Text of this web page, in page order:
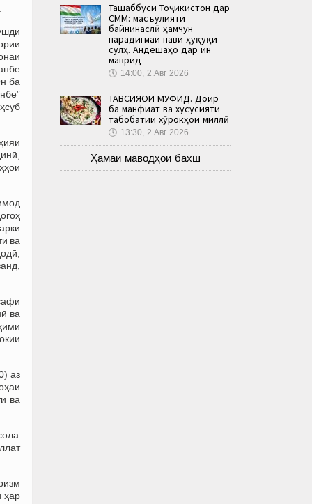
ба
ва
ва
аз
ва
ҳар
Ташаббуси Тоҷикистон дар
СММ: масъулияти
байнинаслӣ ҳамчун
парадигмаи нави ҳуқуқи
сулҳ. Андешаҳо дар ин
маврид
🕔 14:00, 2.Авг 2026
ТАВСИЯҲОИ МУФИД. Доир
ба манфиат ва хусусияти
табобатии хӯрокҳои миллӣ
🕔 13:30, 2.Авг 2026
Ҳамаи маводҳои бахш